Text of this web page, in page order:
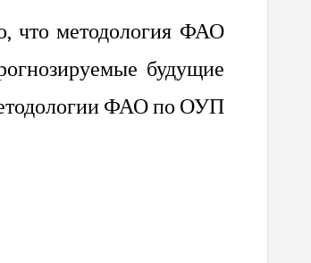
что методология ФАО
будущие
ФАО по ОУП